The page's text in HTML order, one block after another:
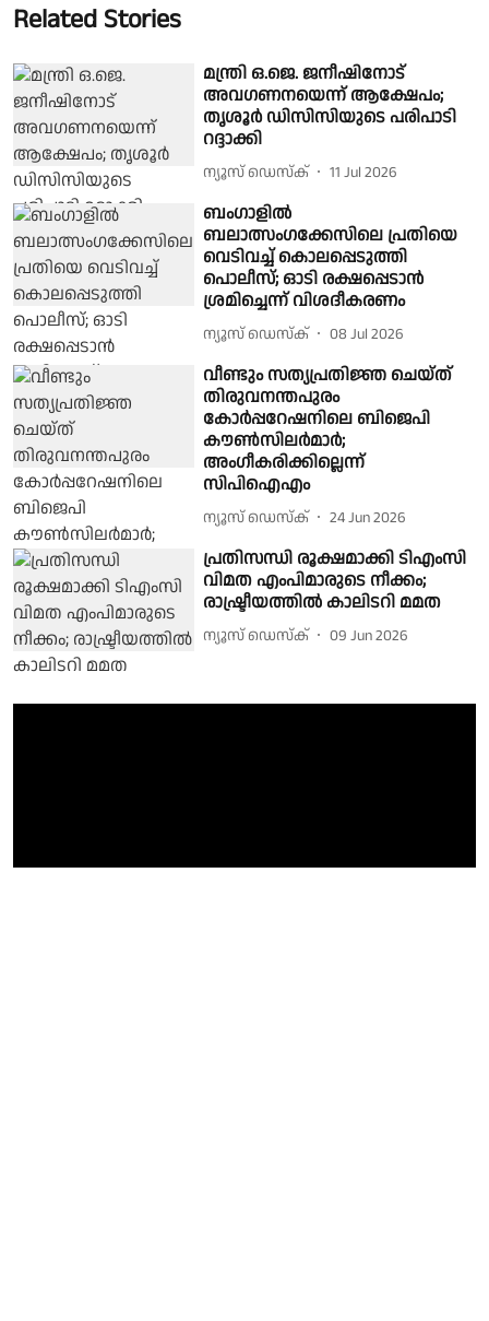
Related Stories
മന്ത്രി ഒ.ജെ. ജനീഷിനോട്
അവഗണനയെന്ന് ആക്ഷേപം;
തൃശൂര്‍ ഡിസിസിയുടെ പരിപാടി
റദ്ദാക്കി
ന്യൂസ് ഡെസ്ക് 11 Jul 2026
ബംഗാളിൽ
ബലാത്സംഗക്കേസിലെ പ്രതിയെ
വെടിവച്ച് കൊലപ്പെടുത്തി
പൊലീസ്; ഓടി രക്ഷപ്പെടാൻ
ശ്രമിച്ചെന്ന് വിശദീകരണം
ന്യൂസ് ഡെസ്ക് 08 Jul 2026
വീണ്ടും സത്യപ്രതിജ്ഞ ചെയ്ത്
തിരുവനന്തപുരം
കോർപ്പറേഷനിലെ ബിജെപി
കൗൺസിലർമാർ;
അംഗീകരിക്കില്ലെന്ന്
സിപിഐഎം
ന്യൂസ് ഡെസ്ക് 24 Jun 2026
പ്രതിസന്ധി രൂക്ഷമാക്കി ടിഎംസി
വിമത എംപിമാരുടെ നീക്കം;
രാഷ്ട്രീയത്തിൽ കാലിടറി മമത
ന്യൂസ് ഡെസ്ക് 09 Jun 2026